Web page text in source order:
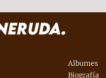
Albumes
Biografía